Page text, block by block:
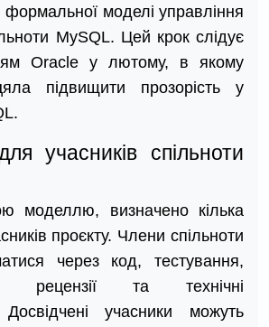
моделі управління
MySQL. Цей крок слідує
Oracle у лютому, в якому
підвищити прозорість у
учасників спільноти
моделлю, визначено кілька
проєкту. Члени спільноти
через код, тестування,
рецензії та технічні
учасники можуть